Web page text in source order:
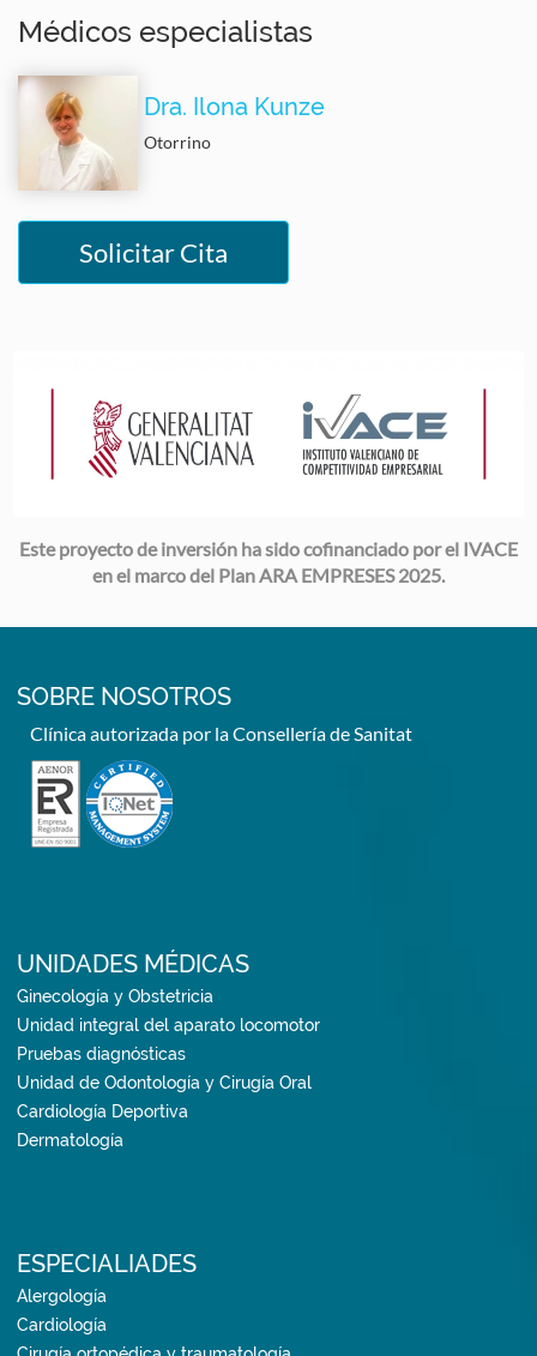
Médicos especialistas
Dra. Ilona Kunze
Otorrino
Solicitar Cita
Este proyecto de inversión ha sido cofinanciado por el IVACE
en el marco del Plan ARA EMPRESES 2025.
SOBRE NOSOTROS
Clínica autorizada por la Consellería de Sanitat
UNIDADES MÉDICAS
Ginecología y Obstetricia
Unidad integral del aparato locomotor
Pruebas diagnósticas
Unidad de Odontología y Cirugía Oral
Cardiología Deportiva
Dermatología
ESPECIALIADES
Alergología
Cardiología